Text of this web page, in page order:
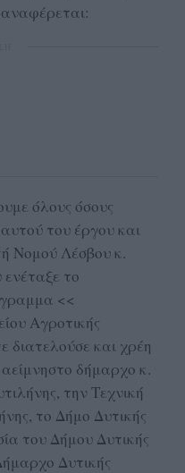
όλους όσους
του έργου και
Νομού Λέσβου κ.
το
<<
Αγροτικής
διατελούσε και χρέη
δήμαρχο κ.
την Τεχνική
το Δήμο Δυτικής
του Δήμου Δυτικής
Δυτικής